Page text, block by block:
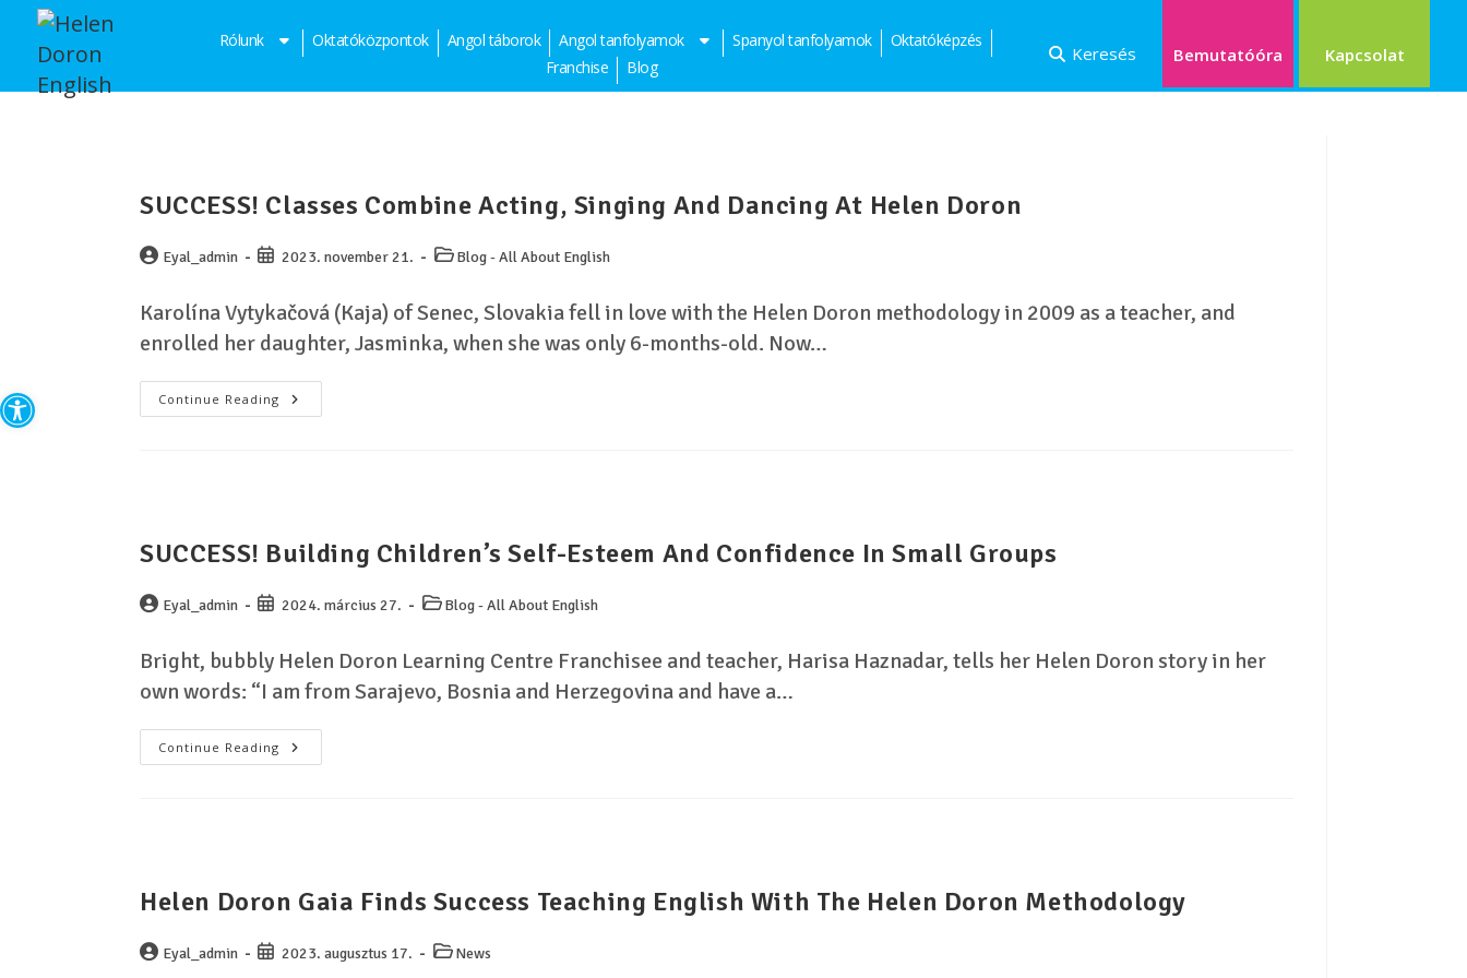
Rólunk Oktatóközpontok Angol táborok Angol tanfolyamok Spanyol tanfolyamok
Oktatóképzés
Franchise
Blog
Keresés Bemutatóóra Kapcsolat
SUCCESS! Classes Combine Acting, Singing And Dancing At Helen Doron
Eyal_admin 2023. november 21. Blog - All About English
Karolína Vytykačová (Kaja) of Senec, Slovakia fell in love with the Helen Doron methodology in 2009 as a teacher, and
enrolled her daughter, Jasminka, when she was only 6-months-old. Now…
Continue Reading
SUCCESS! Building Children’s Self-Esteem And Confidence In Small Groups
Eyal_admin 2024. március 27. Blog - All About English
Bright, bubbly Helen Doron Learning Centre Franchisee and teacher, Harisa Haznadar, tells her Helen Doron story in her
own words: “I am from Sarajevo, Bosnia and Herzegovina and have a…
Continue Reading
Helen Doron Gaia Finds Success Teaching English With The Helen Doron Methodology
Eyal_admin 2023. augusztus 17. News
Eszköztár megnyitása